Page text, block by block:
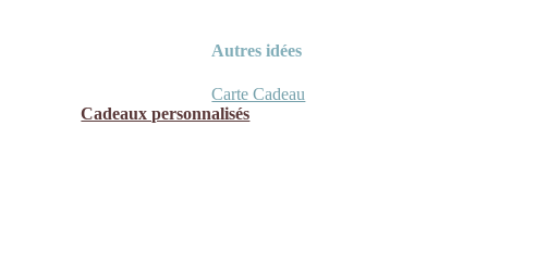
Autres idées
Carte Cadeau
Cadeaux personnalisés